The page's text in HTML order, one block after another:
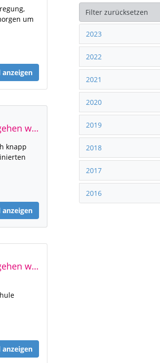
um
AOK STAR-TRAINING: Handball-Stars gehen wieder zur Schule!
knapp
AOK STAR-TRAINING: Handball-Stars gehen wieder zur Schule!
Filter zurücksetzen
2023
2022
2021
2020
2019
2018
2017
2016